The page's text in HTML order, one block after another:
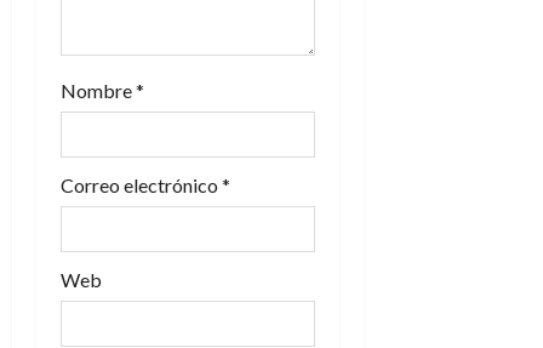
r
a
d
a
s
Nombre*
Correo electrónico *
Web